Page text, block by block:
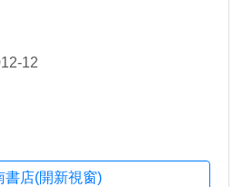
12
書店(開新視窗)